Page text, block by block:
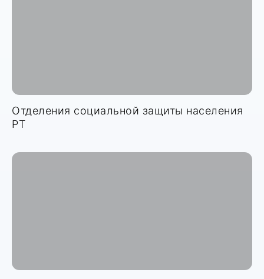
Отделения социальной защиты населения
РТ